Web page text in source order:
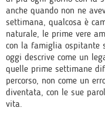
anche quando non ne
settimana, qualcosa è
naturale, le prime vere
con la famiglia ospitante
oggi descrive come un
quelle prime settimane
percorso, non come un
diventata, con le sue
vita.